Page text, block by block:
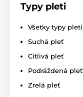
Typy pleti
Všetky typy pleti
Suchá pleť
Citlivá pleť
Podráždená pleť
Zrelá pleť